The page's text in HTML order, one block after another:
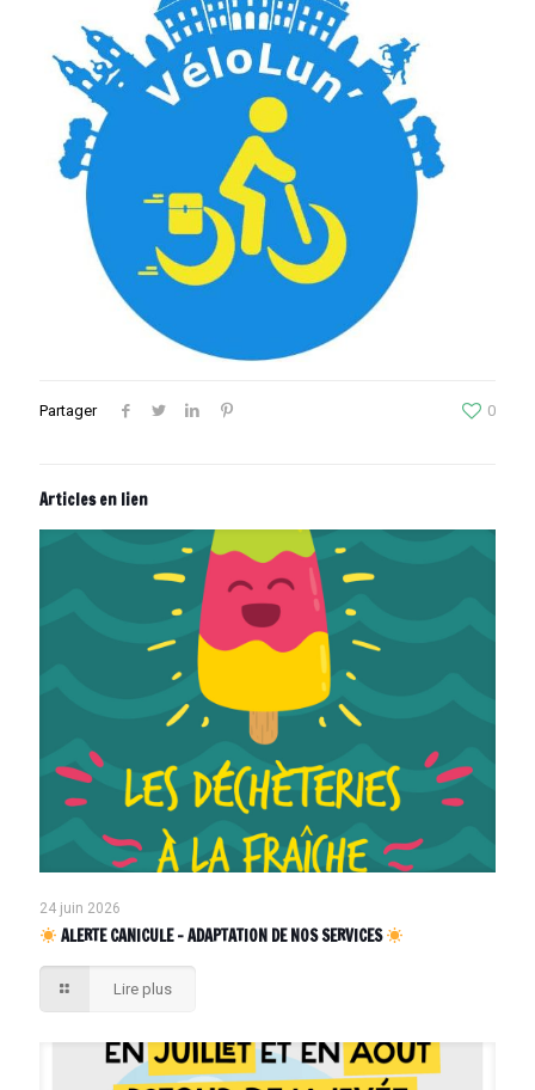
Partager 0
Articles en lien
24 juin 2026
ALERTE CANICULE – ADAPTATION DE NOS SERVICES
Lire plus